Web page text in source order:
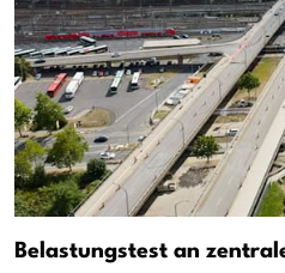
Belastungstest an